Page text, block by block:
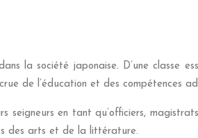
la société japonaise. D’une classe
de l’éducation et des compétences
seigneurs en tant qu’officiers,
des arts et de la littérature.